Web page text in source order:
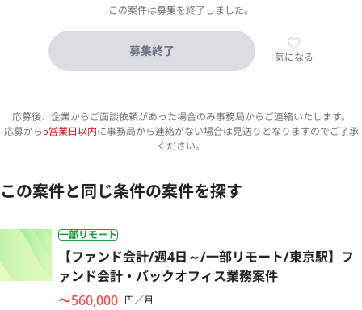
この案件は募集を終了しました。
募集終了 気になる
応募後、企業からご面談依頼があった場合のみ事務局からご連絡いたします。
応募から5営業日以内に事務局から連絡がない場合は見送りとなりますのでご了承
ください。
この案件と同じ条件の案件を探す
一部リモート
【ファンド会計/週4日～/一部リモート/東京駅】フ
ァンド会計・バックオフィス業務案件
〜560,000 円／月